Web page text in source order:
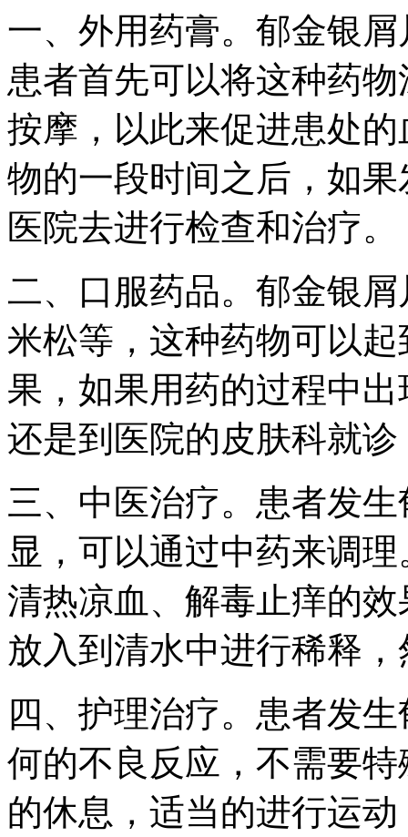
一、外用药膏。郁金银
患者首先可以将这种药
按摩，以此来促进患处
物的一段时间之后，如
医院去进行检查和治疗。
二、口服药品。郁金银
米松等，这种药物可以
果，如果用药的过程中
还是到医院的皮肤科就
三、中医治疗。患者发
显，可以通过中药来调
清热凉血、解毒止痒的
放入到清水中进行稀释
四、护理治疗。患者发
何的不良反应，不需要
的休息，适当的进行运